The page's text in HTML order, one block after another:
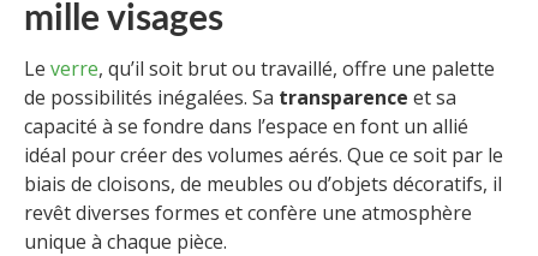
mille visages
Le verre, qu’il soit brut ou travaillé, offre une palette
de possibilités inégalées. Sa transparence et sa
capacité à se fondre dans l’espace en font un allié
idéal pour créer des volumes aérés. Que ce soit par le
biais de cloisons, de meubles ou d’objets décoratifs, il
revêt diverses formes et confère une atmosphère
unique à chaque pièce.